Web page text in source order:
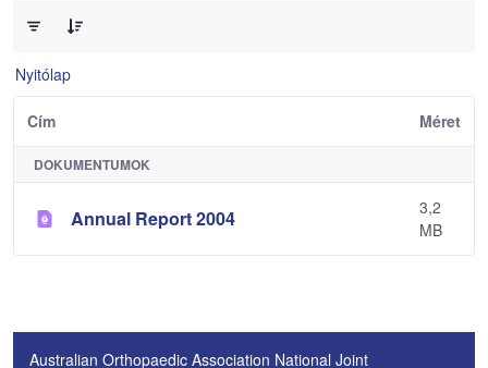
Nyitólap
Cím Méret
DOKUMENTUMOK
Annual Report 2004
3,2
MB
Australian Orthopaedic Association National Joint